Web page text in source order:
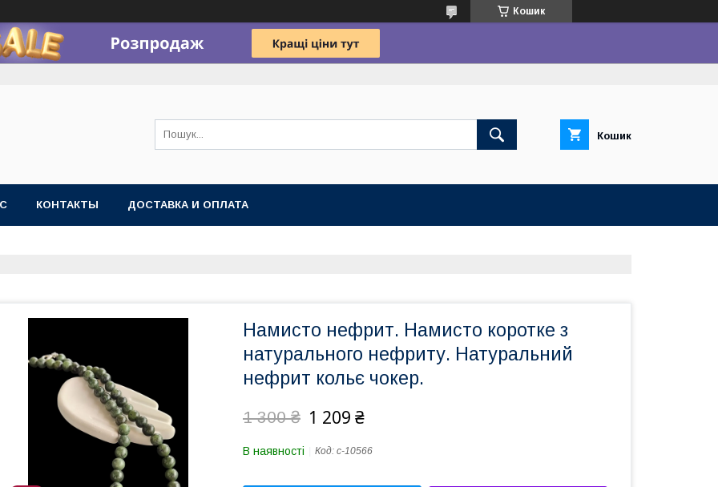
Кошик
Кошик
КОНТАКТЫ ДОСТАВКА И ОПЛАТА
Намисто нефрит. Намисто коротке з
натурального нефриту. Натуральний
нефрит кольє чокер.
1 300 ₴ 1 209 ₴
В наявності Код: с-10566